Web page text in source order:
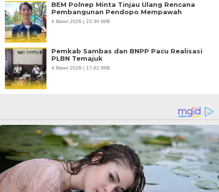
BEM Polnep Minta Tinjau Ulang Rencana
Pembangunan Pendopo Mempawah
4 Maret 2026 | 23:36 WIB
Pemkab Sambas dan BNPP Pacu Realisasi
PLBN Temajuk
4 Maret 2026 | 17:42 WIB